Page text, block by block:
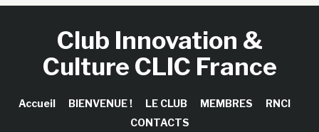
Club Innovation &
Culture CLIC France
Accueil BIENVENUE ! LE CLUB MEMBRES
RNCI
CONTACTS